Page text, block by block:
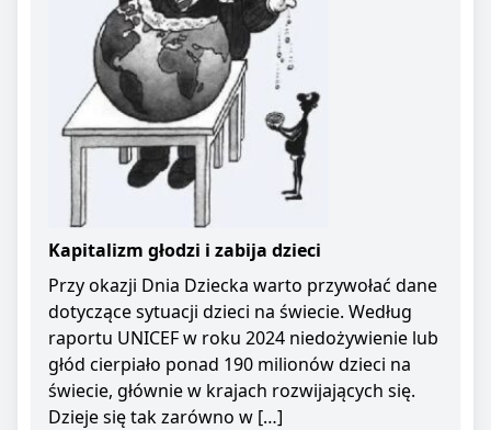
Kapitalizm głodzi i zabija dzieci
Przy okazji Dnia Dziecka warto przywołać dane
dotyczące sytuacji dzieci na świecie. Według
raportu UNICEF w roku 2024 niedożywienie lub
głód cierpiało ponad 190 milionów dzieci na
świecie, głównie w krajach rozwijających się.
Dzieje się tak zarówno w […]